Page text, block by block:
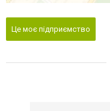
Це моє підприємство